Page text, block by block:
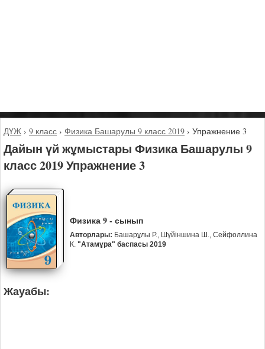
ДҮЖ › 9 класс › Физика Башарулы 9 класс 2019 › Упражнение 3
Дайын үй жұмыстары Физика Башарулы 9
класс 2019 Упражнение 3
Физика 9 - сынып
Авторлары: Башарұлы Р., Шүйіншина Ш., Сейфоллина
К. "Атамұра" баспасы 2019
Жауабы: